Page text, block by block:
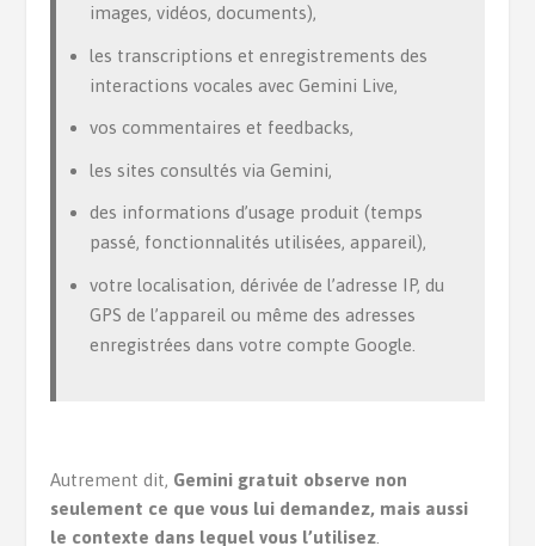
images, vidéos, documents),
les transcriptions et enregistrements des
interactions vocales avec Gemini Live,
vos commentaires et feedbacks,
les sites consultés via Gemini,
des informations d’usage produit (temps
passé, fonctionnalités utilisées, appareil),
votre localisation, dérivée de l’adresse IP, du
GPS de l’appareil ou même des adresses
enregistrées dans votre compte Google.
Autrement dit, Gemini gratuit observe non
seulement ce que vous lui demandez, mais aussi
le contexte dans lequel vous l’utilisez